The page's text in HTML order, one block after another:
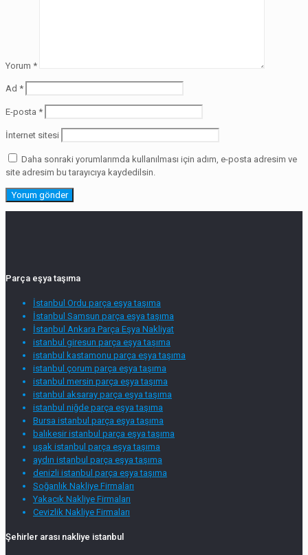
Yorum *
Ad *
E-posta *
İnternet sitesi
Daha sonraki yorumlarımda kullanılması için adım, e-posta adresim ve
site adresim bu tarayıcıya kaydedilsin.
Parça eşya taşıma
İstanbul Ordu parça eşya taşıma
İstanbul Samsun parça eşya taşıma
İstanbul Ankara Parça Eşya Nakliyat
istanbul giresun parça eşya taşıma
istanbul kastamonu parça eşya taşıma
istanbul çorum parça eşya taşıma
istanbul mersin parça eşya taşıma
istanbul aksaray parça eşya taşıma
istanbul niğde parça eşya taşıma
Bursa istanbul parça eşya taşıma
balıkesir istanbul parça eşya taşıma
uşak istanbul parça eşya taşıma
aydın istanbul parça eşya taşıma
denizli istanbul parça eşya taşıma
Soğanlık Nakliye Firmaları
Yakacık Nakliye Firmaları
Cevizlik Nakliye Firmaları
Şehirler arası nakliye istanbul